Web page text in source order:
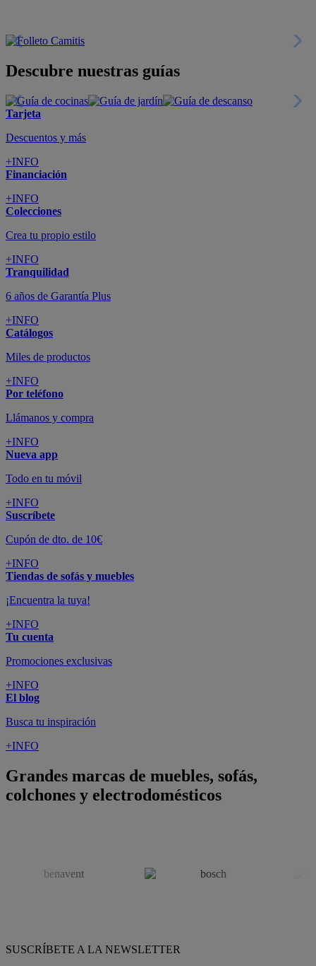
Descubre nuestras guías
Tarjeta
Descuentos y más
+INFO
Financiación
+INFO
Colecciones
Crea tu propio estilo
+INFO
Tranquilidad
6 años de Garantía Plus
+INFO
Catálogos
Miles de productos
+INFO
Por teléfono
Llámanos y compra
+INFO
Nueva app
Todo en tu móvil
+INFO
Suscríbete
Cupón de dto. de 10€
+INFO
Tiendas de sofás y muebles
¡Encuentra la tuya!
+INFO
Tu cuenta
Promociones exclusivas
+INFO
El blog
Busca tu inspiración
+INFO
Grandes marcas de muebles, sofás,
colchones y electrodomésticos
SUSCRÍBETE A LA NEWSLETTER